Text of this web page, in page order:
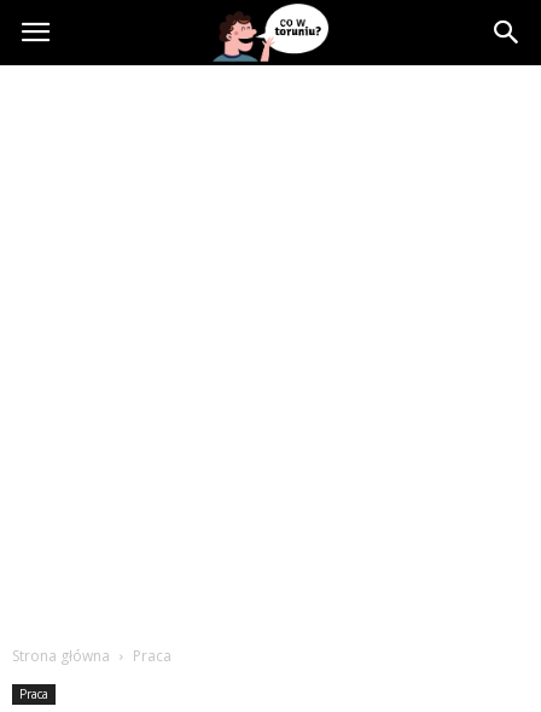
Cowtoruniu.pl
Strona główna Praca
Praca